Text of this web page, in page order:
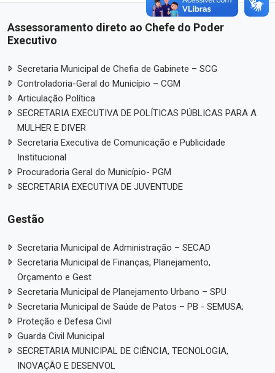
Assessoramento direto ao Chefe do Poder
Executivo
Secretaria Municipal de Chefia de Gabinete – SCG
Controladoria-Geral do Município – CGM
Articulação Política
SECRETARIA EXECUTIVA DE POLÍTICAS PÚBLICAS PARA A
MULHER E DIVER
Secretaria Executiva de Comunicação e Publicidade
Institucional
Procuradoria Geral do Município- PGM
SECRETARIA EXECUTIVA DE JUVENTUDE
Gestão
Secretaria Municipal de Administração – SECAD
Secretaria Municipal de Finanças, Planejamento,
Orçamento e Gest
Secretaria Municipal de Planejamento Urbano – SPU
Secretaria Municipal de Saúde de Patos – PB - SEMUSA;
Proteção e Defesa Civil
Guarda Civil Municipal
SECRETARIA MUNICIPAL DE CIÊNCIA, TECNOLOGIA,
INOVAÇÃO E DESENVOL